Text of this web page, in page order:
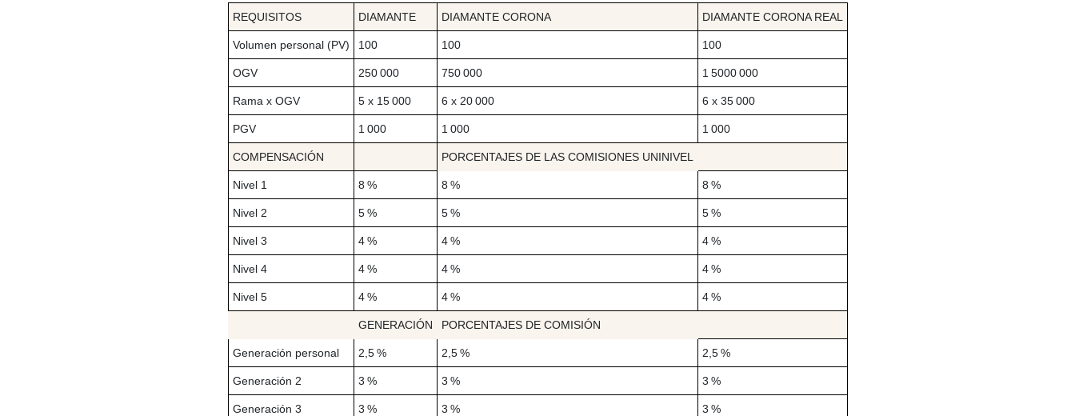
REQUISITOS DIAMANTE DIAMANTE CORONA DIAMANTE CORONA REAL
Volumen personal (PV) 100 100 100
OGV 250 000 750 000 1 5000 000
Rama x OGV 5 x 15 000 6 x 20 000 6 x 35 000
PGV 1 000 1 000 1 000
COMPENSACIÓN PORCENTAJES DE LAS COMISIONES UNINIVEL
Nivel 1 8 % 8 % 8 %
Nivel 2 5 % 5 % 5 %
Nivel 3 4 % 4 % 4 %
Nivel 4 4 % 4 % 4 %
Nivel 5 4 % 4 % 4 %
GENERACIÓN PORCENTAJES DE COMISIÓN
Generación personal 2,5 % 2,5 % 2,5 %
Generación 2 3 % 3 % 3 %
Generación 3 3 % 3 % 3 %